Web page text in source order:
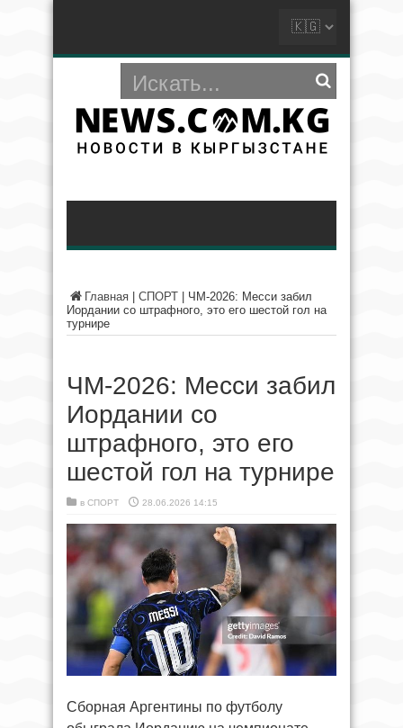
Главная СПОРТ
ЧМ-2026: Месси забил
Иордании со штрафного, это его шестой гол на
турнире
ЧМ-2026: Месси забил
Иордании со
штрафного, это его
шестой гол на турнире
в СПОРТ 28.06.2026 14:15
Сборная Аргентины по футболу